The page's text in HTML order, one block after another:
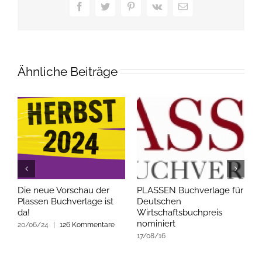
FacebookTwitterPinterest
Vk
E-
Ähnliche Beiträge
Die neue Vorschau der
Plassen Buchverlage ist
da!
20/06/24 126 Kommentare
PLASSEN Buchverlage für
Deutschen
Wirtschaftsbuchpreis
nominiert
17/08/16